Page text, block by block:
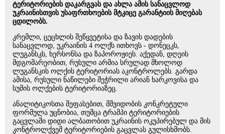
ტერიტორიების დაკარგვას და ახლა ამის სანაცვლოდ
უკრაინისთვის უსაფრთხოების მტკიცე გარანტიის მიღებას
ცდილობს.
კრემლი, ცეცხლის შეწყვეტისა და ზავის დადების
სანაცვლოდ, უკრაინის 4 ოლქს ითხოვს - დონეცკს,
ლუგანსკს, ხერსონსა და ზაპოროჟიეს. აქედან, დღეის
მდგომარეობით, რუსული არმია სრულად მხოლოდ
ლუგანსკის ოლქის ტერიტორიას აკონტროლებს. გარდა
ამისა, რუსული ნაწილები შეჭრილი არიან ხარკოვისა და
სუმის ოლქების ტერიტორიაზეც.
ანალიტიკოსთა შეფასებით, მშვიდობის კონკრეტული
ფორმულა უცნობია, თუმცა ტრამპი ტერიტორიების
გაცვლაში დიდი ალბათობით უკრაინის ოკუპირებულ და მის
კონტროლქვეშ ტერიტორიების გაცვლას გულისხმობს.